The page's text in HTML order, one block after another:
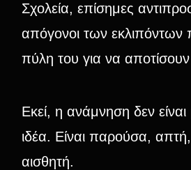
Σχολεία, επίσημες
απόγονοι των εκλιπόντων
πύλη του για να
Εκεί, η ανάμνηση δεν είναι
ιδέα. Είναι παρούσα,
αισθητή.